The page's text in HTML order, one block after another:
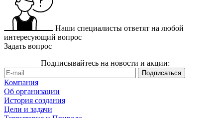
Наши специалисты ответят на любой
интересующий вопрос
Задать вопрос
Подписывайтесь на новости и акции:
Компания
Об организации
История создания
Цели и задачи